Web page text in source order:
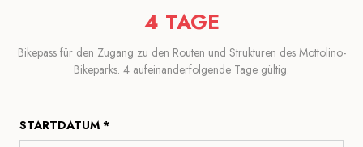
4 TAGE
Bikepass für den Zugang zu den Routen und Strukturen des Mottolino-
Bikeparks. 4 aufeinanderfolgende Tage gültig.
STARTDATUM *